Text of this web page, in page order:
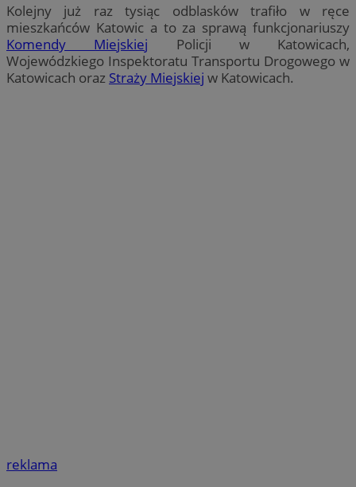
Kolejny już raz tysiąc odblasków trafiło w ręce
mieszkańców Katowic a to za sprawą funkcjonariuszy
Komendy Miejskiej Policji w Katowicach,
Wojewódzkiego Inspektoratu Transportu Drogowego w
Katowicach oraz Straży Miejskiej w Katowicach.
reklama